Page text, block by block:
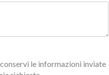
le informazioni inviate